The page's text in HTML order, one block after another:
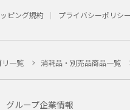
ピング規約 プライバシーポリシー
一覧 消耗品・別売品商品一覧
グループ企業情報